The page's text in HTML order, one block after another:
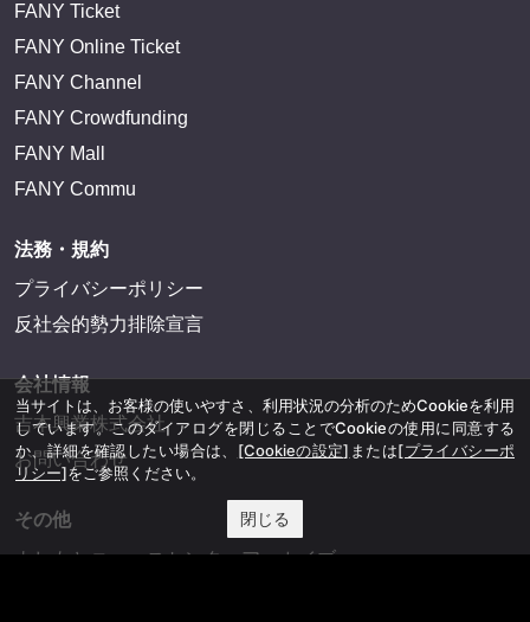
FANY Ticket
FANY Online Ticket
FANY Channel
FANY Crowdfunding
FANY Mall
FANY Commu
法務・規約
プライバシーポリシー
反社会的勢力排除宣言
会社情報
吉本興業株式会社
お問い合わせ
その他
よしもとニュースセンターアーカイブ
当サイトは、お客様の使いやすさ、利用状況の分析のためCookieを利用
しています。このダイアログを閉じることでCookieの使用に同意する
か、詳細を確認したい場合は、 [Cookieの設定] または[プライバシーポ
リシー]をご参照ください。
閉じる